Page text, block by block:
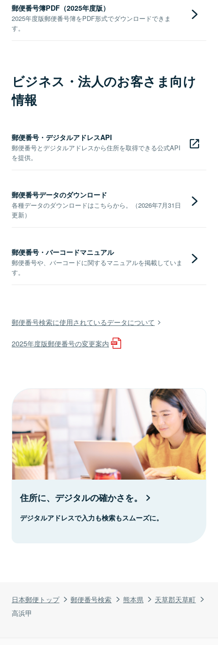
日本郵便トップ 郵便番号検索 熊本県
天草郡天草町
高浜甲
郵便番号簿PDF（2025年度版）
2025年度版郵便番号簿をPDF形式でダウンロードできま
す。
ビジネス・法人のお客さま向け
情報
郵便番号・デジタルアドレスAPI
郵便番号とデジタルアドレスから住所を取得できる公式API
を提供。
郵便番号データのダウンロード
各種データのダウンロードはこちらから。（2026年7月31日
更新）
郵便番号・バーコードマニュアル
郵便番号や、バーコードに関するマニュアルを掲載していま
す。
郵便番号検索に使用されているデータについて
2025年度版郵便番号の変更案内
住所に、デジタルの確かさを。
デジタルアドレスで入力も検索もスムーズに。